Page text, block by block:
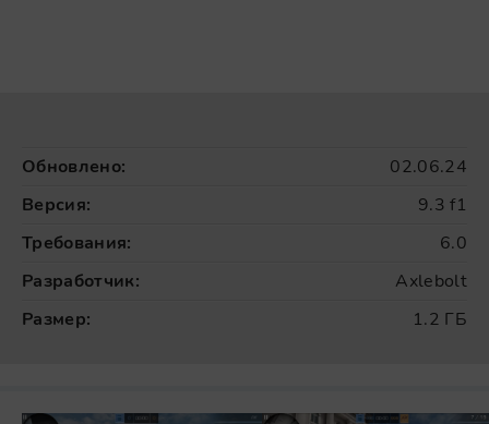
Обновлено:
02.06.24
Версия:
9.3 f1
Требования:
6.0
Разработчик:
Axlebolt
Размер:
1.2 ГБ